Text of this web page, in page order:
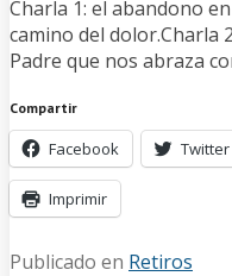
Charla 1: el abandono
camino del dolor.Charla
Padre que nos abraza
Compartir
Facebook Twitter
Imprimir
Publicado en Retiros